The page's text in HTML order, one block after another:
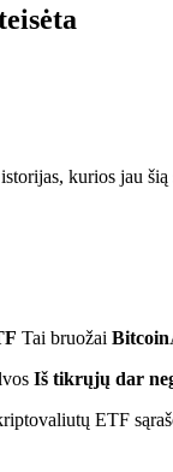
kurios jau šią
Tai bruožai Bitcoin
Iš tikrųjų dar
ETF